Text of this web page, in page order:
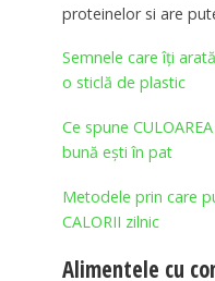
proteinelor si are
Semnele care îți
o sticlă de plastic
Ce spune
bună ești în pat
Metodele prin care
CALORII zilnic
Alimentele cu